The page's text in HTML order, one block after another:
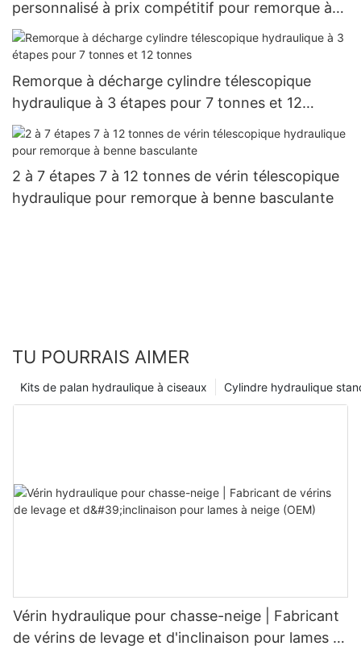
personnalisé à prix compétitif pour remorque à
benne basculante
Remorque à décharge cylindre télescopique
hydraulique à 3 étapes pour 7 tonnes et 12
tonnes
2 à 7 étapes 7 à 12 tonnes de vérin télescopique
hydraulique pour remorque à benne basculante
TU POURRAIS AIMER
Cylindre hydraulique
Kits de palan hydraulique à ciseaux
Vérin hydraulique pour chasse-neige | Fabricant
de vérins de levage et d'inclinaison pour lames à